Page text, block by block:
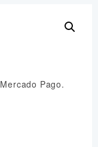
Pago.